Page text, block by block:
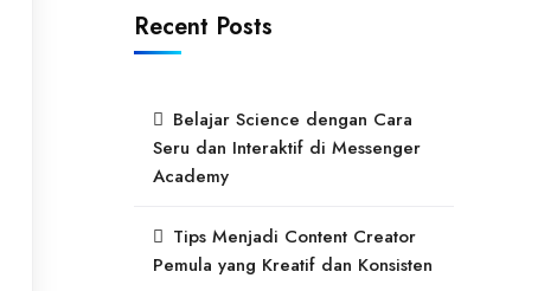
Recent Posts
Belajar Science dengan Cara
Seru dan Interaktif di Messenger
Academy
Tips Menjadi Content Creator
Pemula yang Kreatif dan Konsisten